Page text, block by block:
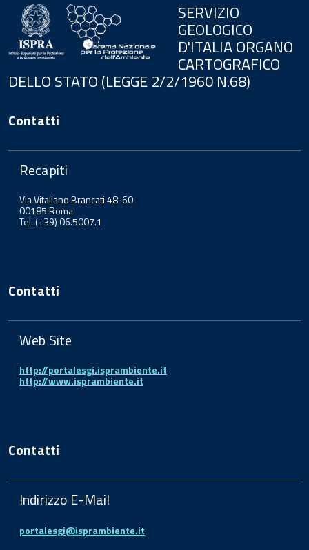
SERVIZIO
GEOLOGICO
D'ITALIA ORGANO
CARTOGRAFICO
DELLO STATO (LEGGE 2/2/1960 N.68)
Contatti
Recapiti
Via Vitaliano Brancati 48-60
00185 Roma
Tel. (+39) 06.5007.1
Contatti
Web Site
http://portalesgi.isprambiente.it
http://www.isprambiente.it
Contatti
Indirizzo E-Mail
portalesgi@isprambiente.it